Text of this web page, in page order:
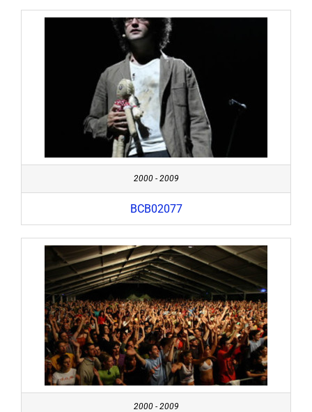
2000 - 2009
BCB02077
2000 - 2009